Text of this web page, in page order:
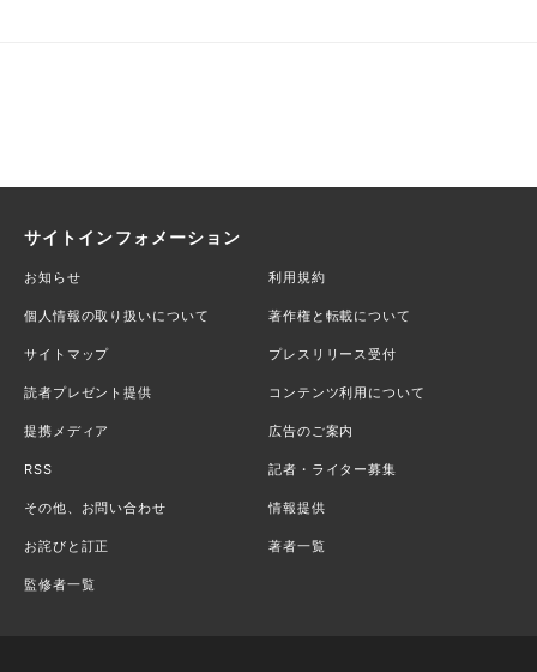
サイトインフォメーション
お知らせ 利用規約
個人情報の取り扱いについて 著作権と転載について
サイトマップ プレスリリース受付
読者プレゼント提供 コンテンツ利用について
提携メディア 広告のご案内
RSS 記者・ライター募集
その他、お問い合わせ 情報提供
お詫びと訂正 著者一覧
監修者一覧